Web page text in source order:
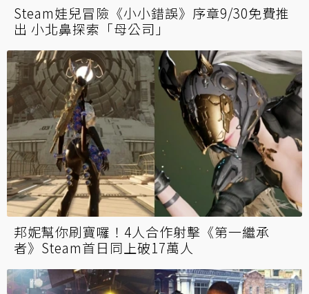
Steam娃兒冒險《小小錯誤》序章9/30免費推
出 小北鼻探索「母公司」
邦妮幫你刷寶囉！4人合作射擊《第一繼承
者》Steam首日同上破17萬人